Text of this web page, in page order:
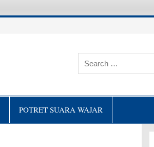
POTRET SUARA WAJAR